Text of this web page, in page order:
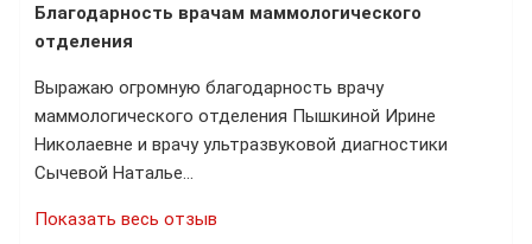
Благодарность врачам маммологического
отделения
Выражаю огромную благодарность врачу
маммологического отделения Пышкиной Ирине
Николаевне и врачу ультразвуковой диагностики
Сычевой Наталье…
Показать весь отзыв